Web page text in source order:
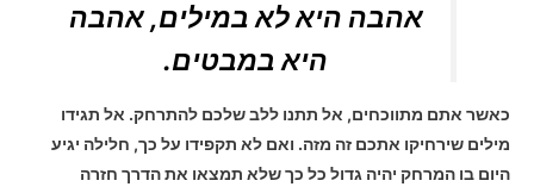
אהבה היא לא במילים, אהבה
היא במבטים.
כאשר אתם מתווכחים, אל תתנו ללב שלכם להתרחק. אל תגידו
מילים שירחיקו אתכם זה מזה. ואם לא תקפידו על כך, חלילה יגיע
היום בו המרחק יהיה גדול כל כך שלא תמצאו את הדרך חזרה